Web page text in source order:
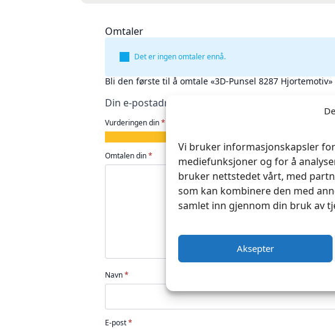
Vi bruker informasjonskapsler
mediefunksjoner og for å
bruker nettstedet vårt, med
som kan kombinere den med
samlet inn gjennom din bruk av
Aksepter
Omtaler
Det er ingen omtaler ennå.
Bli den første til å omtale «3D-Punsel 8287 Hjortemotiv»
Din e-postadresse vil ikke bli publisert.
Vurderingen din*
av
5
av
5
av
5
av
5
stjerner
5
stjerner
Omtalen din*
Navn*
E-post*